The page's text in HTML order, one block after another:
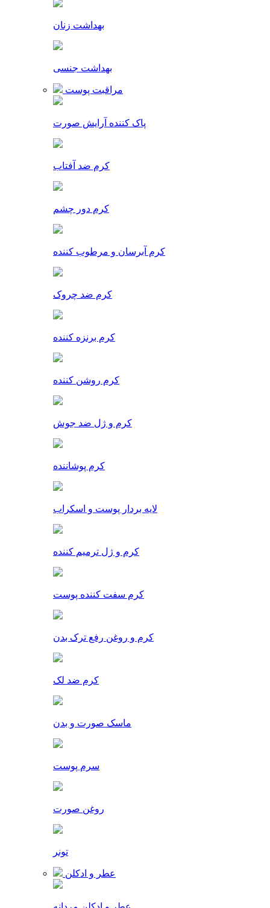
بهداشت زنان
بهداشت جنسی
مراقبت پوست
پاک کننده آرایش صورت
کرم ضد آفتاب
کرم دور چشم
کرم آبرسان و مرطوب کننده
کرم ضد چروک
کرم برنزه کننده
کرم روشن کننده
کرم و ژل ضد جوش
کرم پوشاننده
لایه بردار پوست و اسکراب
کرم و ژل ترمیم کننده
کرم سفت کننده پوست
کرم و روغن رفع ترک بدن
کرم ضد لک
ماسک صورت و بدن
سرم پوست
روغن صورت
تونر
عطر و ادکلن